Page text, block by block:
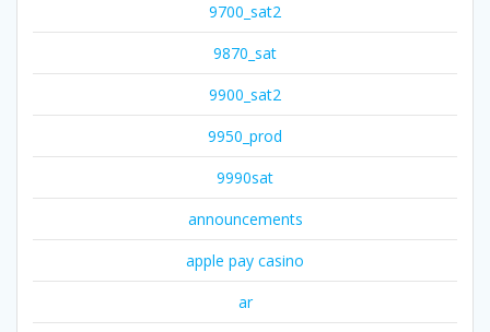
9700_sat2
9870_sat
9900_sat2
9950_prod
9990sat
announcements
apple pay casino
ar